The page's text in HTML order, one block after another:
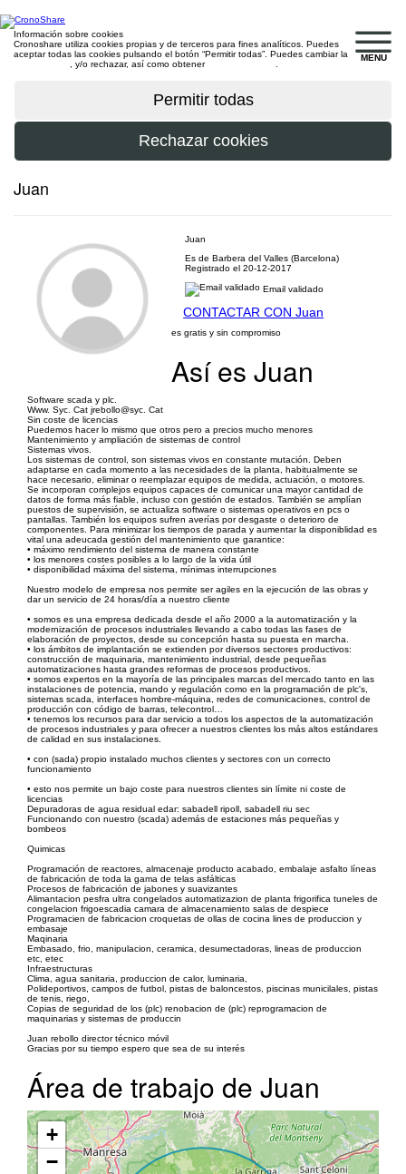
MENU
Información sobre cookies
Cronoshare utiliza cookies propias y de terceros para fines analíticos. Puedes
aceptar todas las cookies pulsando el botón “Permitir todas”. Puedes cambiar la
, y/o rechazar, así como obtener
Juan
Juan
Es de Barbera del Valles (Barcelona)
Registrado el 20-12-2017
Email validado
CONTACTAR CON Juan
es gratis y sin compromiso
Así es Juan
Software scada y plc.
Www. Syc. Cat jrebollo@syc. Cat
Sin coste de licencias
Puedemos hacer lo mismo que otros pero a precios mucho menores
Mantenimiento y ampliación de sistemas de control
Sistemas vivos.
Los sistemas de control, son sistemas vivos en constante mutación. Deben
adaptarse en cada momento a las necesidades de la planta, habitualmente se
hace necesario, eliminar o reemplazar equipos de medida, actuación, o motores.
Se incorporan complejos equipos capaces de comunicar una mayor cantidad de
datos de forma más fiable, incluso con gestión de estados. También se amplían
puestos de supervisión, se actualiza software o sistemas operativos en pcs o
pantallas. También los equipos sufren averías por desgaste o deterioro de
componentes. Para minimizar los tiempos de parada y aumentar la disponiblidad es
vital una adeucada gestión del mantenimiento que garantice:
• máximo rendimiento del sistema de manera constante
• los menores costes posibles a lo largo de la vida útil
• disponibilidad máxima del sistema, mínimas interrupciones
Nuestro modelo de empresa nos permite ser agiles en la ejecución de las obras y
dar un servicio de 24 horas/día a nuestro cliente
• somos es una empresa dedicada desde el año 2000 a la automatización y la
modernización de procesos industriales llevando a cabo todas las fases de
elaboración de proyectos, desde su concepción hasta su puesta en marcha.
• los ámbitos de implantación se extienden por diversos sectores productivos:
construcción de maquinaria, mantenimiento industrial, desde pequeñas
automatizaciones hasta grandes reformas de procesos productivos.
• somos expertos en la mayoría de las principales marcas del mercado tanto en las
instalaciones de potencia, mando y regulación como en la programación de plc's,
sistemas scada, interfaces hombre-máquina, redes de comunicaciones, control de
producción con código de barras, telecontrol…
• tenemos los recursos para dar servicio a todos los aspectos de la automatización
de procesos industriales y para ofrecer a nuestros clientes los más altos estándares
de calidad en sus instalaciones.
• con (sada) propio instalado muchos clientes y sectores con un correcto
funcionamiento
• esto nos permite un bajo coste para nuestros clientes sin límite ni coste de
licencias
Depuradoras de agua residual edar: sabadell ripoll, sabadell riu sec
Funcionando con nuestro (scada) además de estaciones más pequeñas y
bombeos
Quimicas
Programación de reactores, almacenaje producto acabado, embalaje asfalto líneas
de fabricación de toda la gama de telas asfálticas
Procesos de fabricación de jabones y suavizantes
Alimantacion pesfra ultra congelados automatizazion de planta frigorifica tuneles de
congelacion frigoescadia camara de almacenamiento salas de despiece
Programacien de fabricacion croquetas de ollas de cocina lines de produccion y
embasaje
Maqinaria
Embasado, frio, manipulacion, ceramica, desumectadoras, lineas de produccion
etc, etec
Infraestructuras
Clima, agua sanitaria, produccion de calor, luminaria,
Polideportivos, campos de futbol, pistas de baloncestos, piscinas municilales, pistas
de tenis, riego,
Copias de seguridad de los (plc) renobacion de (plc) reprogramacion de
maquinarias y sistemas de produccin
Juan rebollo director técnico móvil
Gracias por su tiempo espero que sea de su interés
Área de trabajo de Juan
+
−